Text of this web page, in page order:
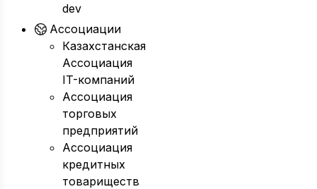
dev
Ассоциации
Казахстанская
Ассоциация
IT-компаний
Ассоциация
торговых
предприятий
Ассоциация
кредитных
товариществ